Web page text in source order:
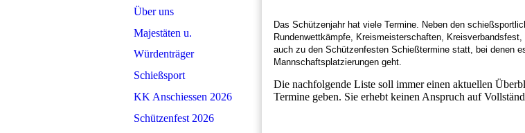
Über uns
Majestäten u.
Würdenträger
Schießsport
KK Anschiessen 2026
Schützenfest 2026
Das Schützenjahr hat viele Termine. Neben den
Rundenwettkämpfe, Kreismeisterschaften,
auch zu den Schützenfesten Schießtermine statt, bei denen
Mannschaftsplatzierungen geht.
Die nachfolgende Liste soll immer einen aktuellen
Termine geben. Sie erhebt keinen Anspruch auf